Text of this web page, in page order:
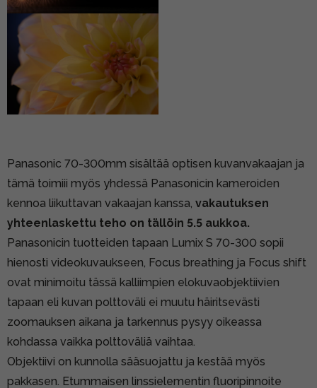
Panasonic 70-300mm sisältää optisen kuvanvakaajan ja
tämä toimiii myös yhdessä Panasonicin kameroiden
kennoa liikuttavan vakaajan kanssa, vakautuksen
yhteenlaskettu teho on tällöin 5.5 aukkoa.
Panasonicin tuotteiden tapaan Lumix S 70-300 sopii
hienosti videokuvaukseen, Focus breathing ja Focus shift
ovat minimoitu tässä kalliimpien elokuvaobjektiivien
tapaan eli kuvan polttoväli ei muutu häiritsevästi
zoomauksen aikana ja tarkennus pysyy oikeassa
kohdassa vaikka polttoväliä vaihtaa.
Objektiivi on kunnolla sääsuojattu ja kestää myös
pakkasen. Etummaisen linssielementin fluoripinnoite